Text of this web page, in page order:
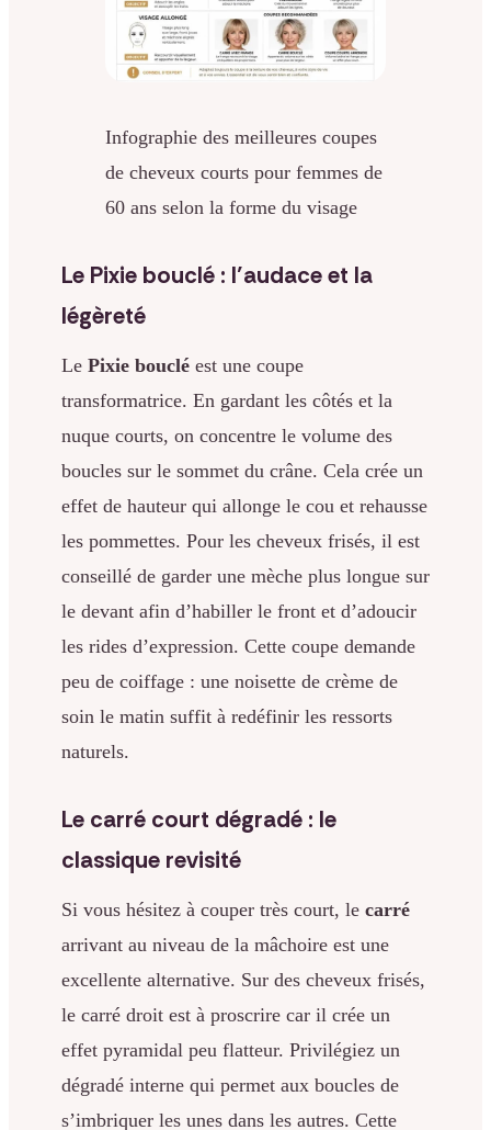
Infographie des meilleures coupes
de cheveux courts pour femmes de
60 ans selon la forme du visage
Le Pixie bouclé : l’audace et la
légèreté
Le Pixie bouclé est une coupe
transformatrice. En gardant les côtés et la
nuque courts, on concentre le volume des
boucles sur le sommet du crâne. Cela crée un
effet de hauteur qui allonge le cou et rehausse
les pommettes. Pour les cheveux frisés, il est
conseillé de garder une mèche plus longue sur
le devant afin d’habiller le front et d’adoucir
les rides d’expression. Cette coupe demande
peu de coiffage : une noisette de crème de
soin le matin suffit à redéfinir les ressorts
naturels.
Le carré court dégradé : le
classique revisité
Si vous hésitez à couper très court, le carré
arrivant au niveau de la mâchoire est une
excellente alternative. Sur des cheveux frisés,
le carré droit est à proscrire car il crée un
effet pyramidal peu flatteur. Privilégiez un
dégradé interne qui permet aux boucles de
s’imbriquer les unes dans les autres. Cette